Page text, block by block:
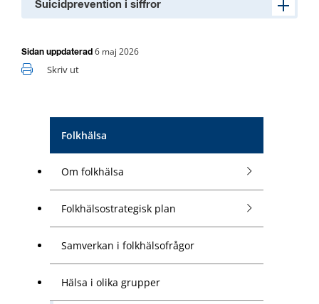
Folkhälsa
Om folkhälsa
Folkhälsostrategisk plan
Samverkan i folkhälsofrågor
Hälsa i olika grupper
Suicidprevention i siffror
Sidan uppdaterad 6 maj 2026
Skriv ut